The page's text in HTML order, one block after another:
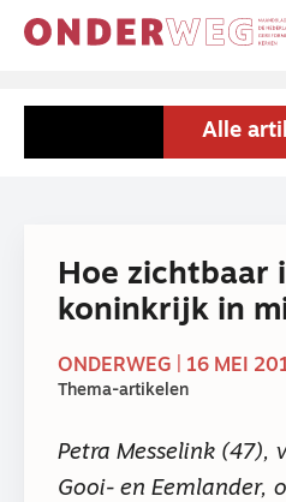
Alle
Hoe zichtbaar
koninkrijk in
ONDERWEG | 16 MEI
Thema-artikelen
Petra Messelink (47),
Gooi- en Eemlander,